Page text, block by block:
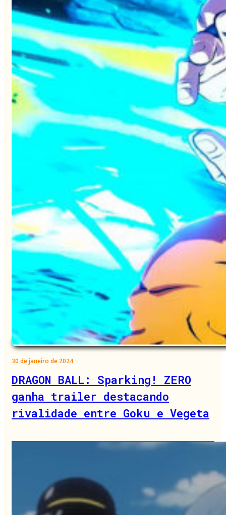
30 de janeiro de 2024
DRAGON BALL: Sparking! ZERO
ganha trailer destacando
rivalidade entre Goku e Vegeta